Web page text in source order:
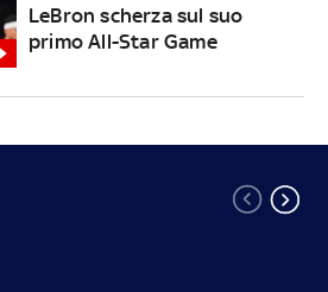
LeBron scherza sul suo
primo All-Star Game